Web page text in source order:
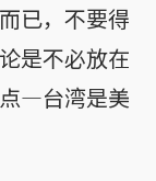
已，不要得
是不必放在
—台湾是美